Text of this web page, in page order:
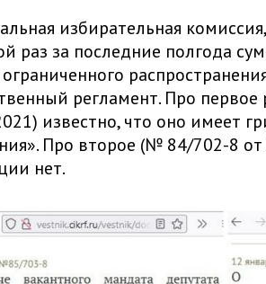
избирательная
раз за последние полгода
регламент. Про
известно, что оно имеет
Про второе (№ 84/702-8
нет.